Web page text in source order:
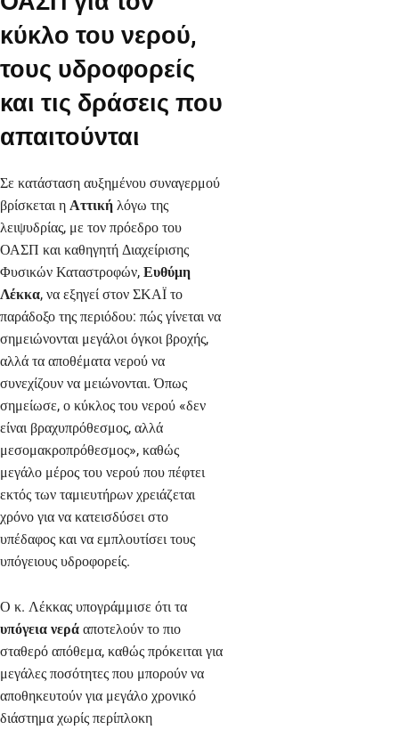
κύκλο του νερού,
τους υδροφορείς
και τις δράσεις που
απαιτούνται
Σε κατάσταση αυξημένου συναγερμού
βρίσκεται η Αττική λόγω της
λειψυδρίας, με τον πρόεδρο του
ΟΑΣΠ και καθηγητή Διαχείρισης
Φυσικών Καταστροφών, Ευθύμη
Λέκκα, να εξηγεί στον ΣΚΑΪ το
παράδοξο της περιόδου: πώς γίνεται να
σημειώνονται μεγάλοι όγκοι βροχής,
αλλά τα αποθέματα νερού να
συνεχίζουν να μειώνονται. Όπως
σημείωσε, ο κύκλος του νερού «δεν
είναι βραχυπρόθεσμος, αλλά
μεσομακροπρόθεσμος», καθώς
μεγάλο μέρος του νερού που πέφτει
εκτός των ταμιευτήρων χρειάζεται
χρόνο για να κατεισδύσει στο
υπέδαφος και να εμπλουτίσει τους
υπόγειους υδροφορείς.
Ο κ. Λέκκας υπογράμμισε ότι τα
υπόγεια νερά αποτελούν το πιο
σταθερό απόθεμα, καθώς πρόκειται για
μεγάλες ποσότητες που μπορούν να
αποθηκευτούν για μεγάλο χρονικό
διάστημα χωρίς περίπλοκη